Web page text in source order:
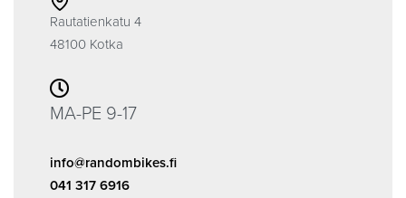
Rautatienkatu 4
48100 Kotka
MA-PE 9-17
info@randombikes.fi
041 317 6916